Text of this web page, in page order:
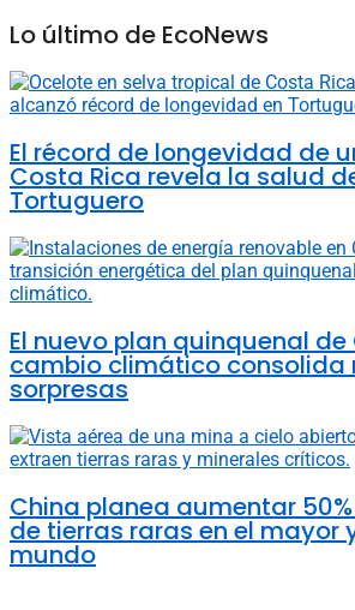
Lo último de EcoNews
El récord de longevidad de
Costa Rica revela la salud
Tortuguero
El nuevo plan quinquenal
cambio climático consolida
sorpresas
China planea aumentar
de tierras raras en el mayor
mundo